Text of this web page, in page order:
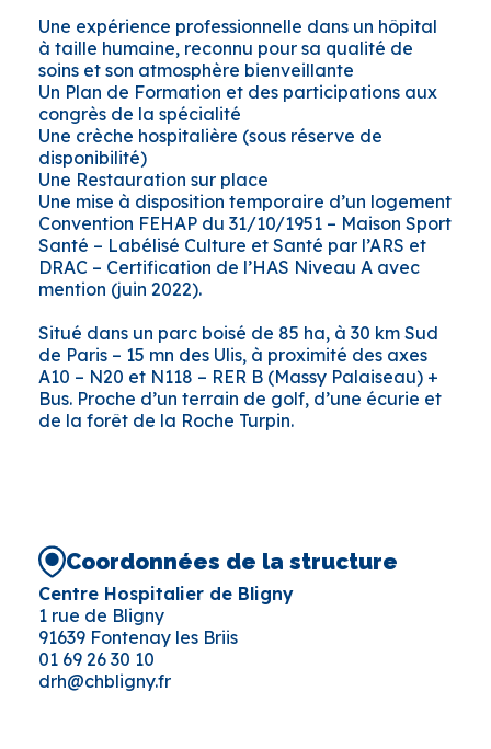
Une expérience professionnelle dans un hôpital
à taille humaine, reconnu pour sa qualité de
soins et son atmosphère bienveillante
Un Plan de Formation et des participations aux
congrès de la spécialité
Une crèche hospitalière (sous réserve de
disponibilité)
Une Restauration sur place
Une mise à disposition temporaire d’un logement
Convention FEHAP du 31/10/1951 – Maison Sport
Santé – Labélisé Culture et Santé par l’ARS et
DRAC – Certification de l’HAS Niveau A avec
mention (juin 2022).
Situé dans un parc boisé de 85 ha, à 30 km Sud
de Paris – 15 mn des Ulis, à proximité des axes
A10 – N20 et N118 – RER B (Massy Palaiseau) +
Bus. Proche d’un terrain de golf, d’une écurie et
de la forêt de la Roche Turpin.
Coordonnées de la structure
Centre Hospitalier de Bligny
1 rue de Bligny
91639 Fontenay les Briis
01 69 26 30 10
drh@chbligny.fr